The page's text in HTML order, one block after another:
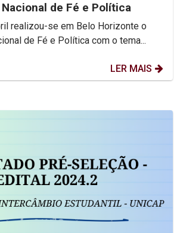
de Fé e Política
realizou-se em Belo Horizonte o
de Fé e Política com o tema...
LER MAIS